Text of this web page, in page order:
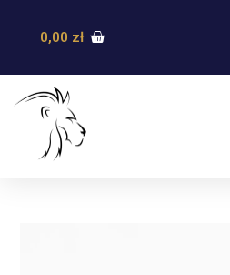
0,00 zł